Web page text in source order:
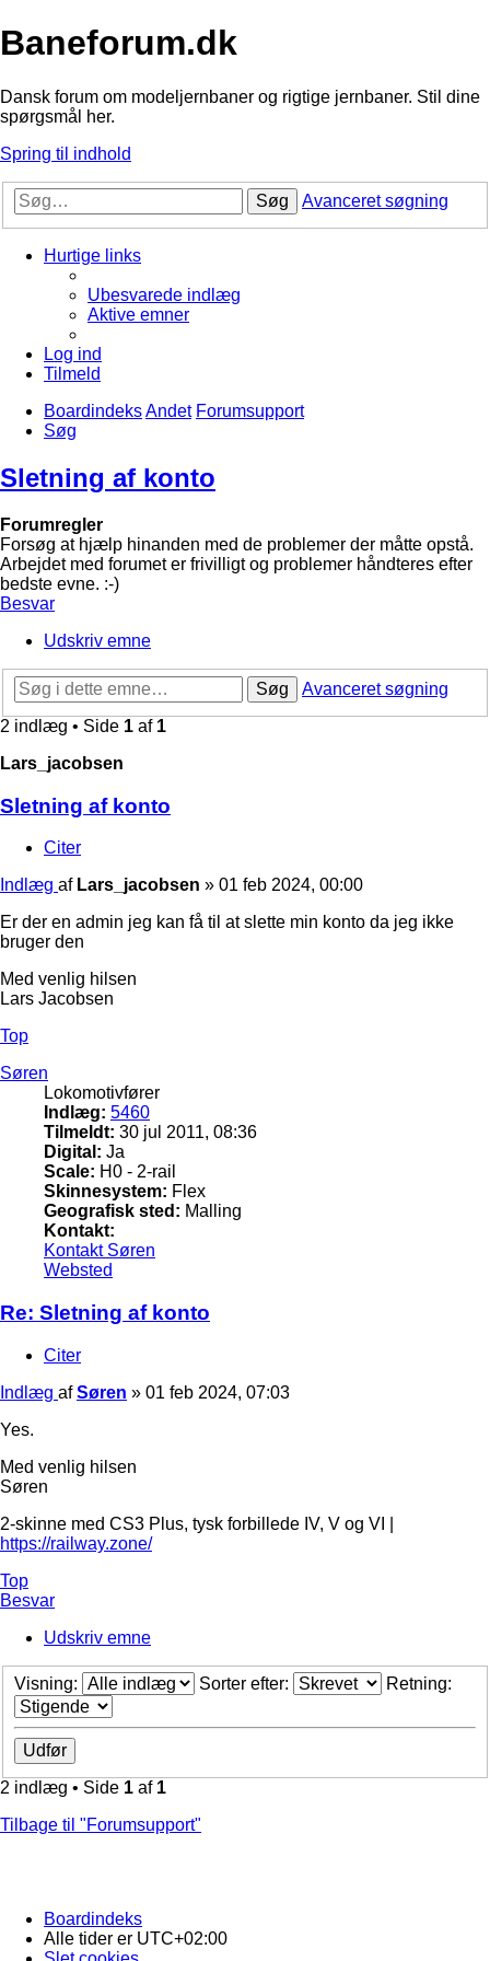
Baneforum.dk
Dansk forum om modeljernbaner og rigtige jernbaner. Stil dine
spørgsmål her.
Spring til indhold
Søg Avanceret søgning
Hurtige links
Ubesvarede indlæg
Aktive emner
Log ind
Tilmeld
BoardindeksAndet Forumsupport
Søg
Sletning af konto
Forumregler
Forsøg at hjælp hinanden med de problemer der måtte opstå.
Arbejdet med forumet er frivilligt og problemer håndteres efter
bedste evne. :-)
Besvar
Udskriv emne
Søg
Avanceret søgning
2 indlæg • Side 1 af 1
Lars_jacobsen
Sletning af konto
Citer
Indlæg af Lars_jacobsen » 01 feb 2024, 00:00
Er der en admin jeg kan få til at slette min konto da jeg ikke
bruger den
Med venlig hilsen
Lars Jacobsen
Top
Søren
Lokomotivfører
Indlæg: 5460
Tilmeldt: 30 jul 2011, 08:36
Digital: Ja
Scale: H0 - 2-rail
Skinnesystem: Flex
Geografisk sted: Malling
Kontakt:
Kontakt Søren
Websted
Re: Sletning af konto
Citer
Indlæg afSøren » 01 feb 2024, 07:03
Yes.
Med venlig hilsen
Søren
2-skinne med CS3 Plus, tysk forbillede IV, V og VI |
https://railway.zone/
Top
Besvar
Udskriv emne
Visning: Sorter efter: Retning:
2 indlæg • Side 1 af 1
Tilbage til "Forumsupport"
Boardindeks
Alle tider er UTC+02:00